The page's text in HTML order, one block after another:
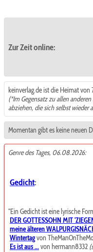
Zur Zeit online:
keinverlag.de ist die Heimat von
(*Im Gegensatz zu allen
abziehen, die sich selbst
Momentan gibt es keine neuen
Genre des Tages, 06.08.2026:
Gedicht:
"Ein Gedicht ist eine lyrische
DER GOTTESSOHN MIT
meine älteren
Wintertagvon
Es ist aus ...von hermann8332